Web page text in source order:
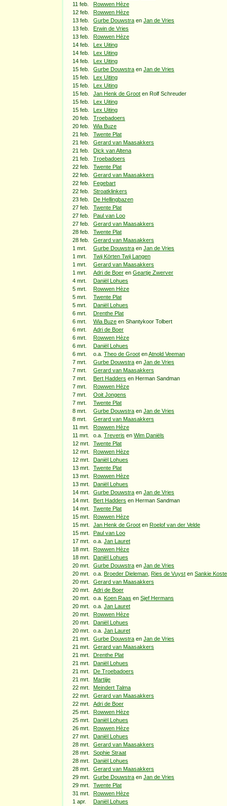
11 feb.
Rowwen Hèze
12 feb.
Rowwen Hèze
13 feb.
Gurbe Douwstra en Jan de Vries
13 feb.
Erwin de Vries
13 feb.
Rowwen Hèze
14 feb.
Lex Uiting
14 feb.
Lex Uiting
14 feb.
Lex Uiting
15 feb.
Gurbe Douwstra en Jan de Vries
15 feb.
Lex Uiting
15 feb.
Lex Uiting
15 feb.
Jan Henk de Groot en Rolf Schreuder
15 feb.
Lex Uiting
15 feb.
Lex Uiting
20 feb.
Troebadoers
20 feb.
Wia Buze
21 feb.
Twente Plat
21 feb.
Gerard van Maasakkers
21 feb.
Dick van Altena
21 feb.
Troebadoers
22 feb.
Twente Plat
22 feb.
Gerard van Maasakkers
22 feb.
Fegebart
22 feb.
Stroatklinkers
23 feb.
De Hellingbazen
27 feb.
Twente Plat
27 feb.
Paul van Loo
27 feb.
Gerard van Maasakkers
28 feb.
Twente Plat
28 feb.
Gerard van Maasakkers
1 mrt.
Gurbe Douwstra en Jan de Vries
1 mrt.
Twij Körten Twij Langen
1 mrt.
Gerard van Maasakkers
1 mrt.
Adri de Boer en Geartje Zwerver
4 mrt.
Daniël Lohues
5 mrt.
Rowwen Hèze
5 mrt.
Twente Plat
5 mrt.
Daniël Lohues
6 mrt.
Drenthe Plat
6 mrt.
Wia Buze en Shantykoor Tolbert
6 mrt.
Adri de Boer
6 mrt.
Rowwen Hèze
6 mrt.
Daniël Lohues
6 mrt.
o.a. Theo de Groot enAtnold Veeman
7 mrt.
Gurbe Douwstra en Jan de Vries
7 mrt.
Gerard van Maasakkers
7 mrt.
Bert Hadders en Herman Sandman
7 mrt.
Rowwen Hèze
7 mrt.
Ooit Jongens
7 mrt.
Twente Plat
8 mrt.
Gurbe Douwstra en Jan de Vries
8 mrt.
Gerard van Maasakkers
11 mrt.
Rowwen Hèze
11 mrt.
o.a. Treveris en Wim Daniëls
12 mrt.
Twente Plat
12 mrt.
Rowwen Hèze
12 mrt.
Daniël Lohues
13 mrt.
Twente Plat
13 mrt.
Rowwen Hèze
13 mrt.
Daniël Lohues
14 mrt.
Gurbe Douwstra en Jan de Vries
14 mrt.
Bert Hadders en Herman Sandman
14 mrt.
Twente Plat
15 mrt.
Rowwen Hèze
15 mrt.
Jan Henk de Groot en Roelof van der Velde
15 mrt.
Paul van Loo
17 mrt.
o.a. Jan Lauret
18 mrt.
Rowwen Hèze
18 mrt.
Daniël Lohues
20 mrt.
Gurbe Douwstra en Jan de Vries
20 mrt.
o.a. Broeder Dieleman Ries de Vuyst en Sankie
20 mrt.
Gerard van Maasakkers
20 mrt.
Adri de Boer
20 mrt.
o.a. Koen Raas en Sjef Hermans
20 mrt.
o.a. Jan Lauret
20 mrt.
Rowwen Hèze
20 mrt.
Daniël Lohues
20 mrt.
o.a. Jan Lauret
21 mrt.
Gurbe Douwstra en Jan de Vries
21 mrt.
Gerard van Maasakkers
21 mrt.
Drenthe Plat
21 mrt.
Daniël Lohues
21 mrt.
De Troebadoers
21 mrt.
Martijje
22 mrt.
Meindert Talma
22 mrt.
Gerard van Maasakkers
22 mrt.
Adri de Boer
25 mrt.
Rowwen Hèze
25 mrt.
Daniël Lohues
26 mrt.
Rowwen Hèze
27 mrt.
Daniël Lohues
28 mrt.
Gerard van Maasakkers
28 mrt.
Sophie Straat
28 mrt.
Daniël Lohues
28 mrt.
Gerard van Maasakkers
29 mrt.
Gurbe Douwstra en Jan de Vries
29 mrt.
Twente Plat
31 mrt.
Rowwen Hèze
1 apr.
Daniël Lohues